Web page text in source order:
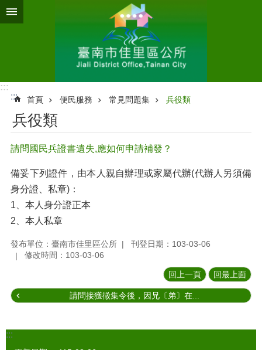
跳到主要內容區塊
:::
:::
首頁 便民服務 常見問題集 兵役類
兵役類
請問國民兵證書遺失,應如何申請補發？
備妥下列證件，由本人親自辦理或家屬代辦(代辦人另須備
身分證、私章)：
1、本人身分證正本
2、本人私章
發布單位：臺南市佳里區公所
刊登日期：103-03-06
修改時間：103-03-06
回上一頁 回最上面
請問接獲徵集令後，因兄〔弟〕在...
:::